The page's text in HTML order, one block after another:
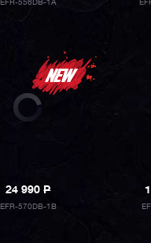
EFR-556DB-1A
24 990P
EFR-570DB-1B